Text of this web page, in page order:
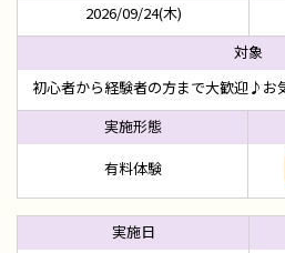
2026/09/24(木)
初心者から経験者の方まで大歓迎♪お
有料体験